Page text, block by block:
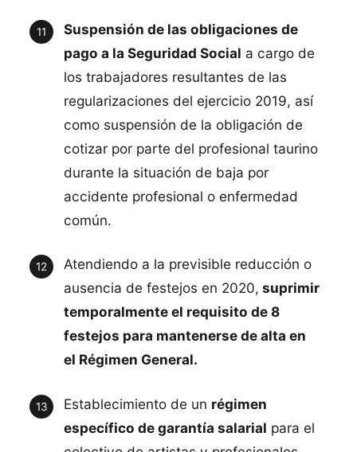
Suspensión de las obligaciones de
pago a la Seguridad Social a cargo de
los trabajadores resultantes de las
regularizaciones del ejercicio 2019, así
como suspensión de la obligación de
cotizar por parte del profesional taurino
durante la situación de baja por
accidente profesional o enfermedad
común.
Atendiendo a la previsible reducción o
ausencia de festejos en 2020, suprimir
temporalmente el requisito de 8
festejos para mantenerse de alta en
el Régimen General.
Establecimiento de un régimen
específico de garantía salarial para el